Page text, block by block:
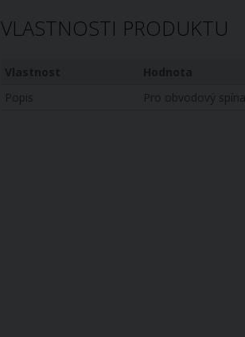
VLASTNOSTI PRODUKTU
Popis
Pro obvodový